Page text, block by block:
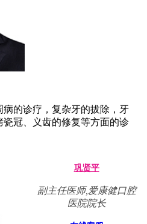
的诊疗，复杂牙的拔除，牙
冠、义齿的修复等方面的诊
巩贤平
副主任医师,爱康健口腔
医院院长